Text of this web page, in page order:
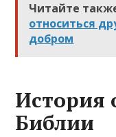
Читайте
относиться
добром
История
Библии